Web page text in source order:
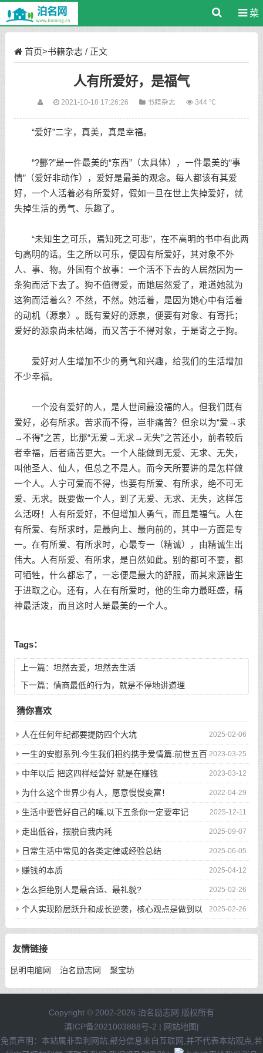
菜
首页>书籍杂志/ 正文
人有所爱好，是福气
2021-10-18 17:26:26 书籍杂志 344 ℃
“爱好”二字，真美，真是幸福。
“?酆?”是一件最美的“东西”（太具体），一件最美的“事
情”（爱好非动作），爱好是最美的观念。每人都该有其爱
好，一个人活着必有所爱好，假如一旦在世上失掉爱好，就
失掉生活的勇气、乐趣了。
“未知生之可乐，焉知死之可悲”，在不高明的书中有此两
句高明的话。生之所以可乐，便因有所爱好，其对象不外
人、事、物。外国有个故事：一个活不下去的人居然因为一
条狗而活下去了。狗不值得爱，而她居然爱了，难道她就为
这狗而活着么？不然，不然。她活着，是因为她心中有活着
的动机（源泉）。既有爱好的源泉，便要有对象、有寄托；
爱好的源泉尚未枯竭，而又苦于不得对象，于是寄之于狗。
爱好对人生增加不少的勇气和兴趣，给我们的生活增加
不少幸福。
一个没有爱好的人，是人世间最没福的人。但我们既有
爱好，必有所求。苦求而不得，岂非痛苦？但余以为“爱→求
→不得”之苦，比那“无爱→无求→无失”之苦还小，前者较后
者幸福，后者痛苦更大。一个人能做到无爱、无求、无失，
叫他圣人、仙人，但总之不是人。而今天所要讲的是怎样做
一个人。人宁可爱而不得，也要有所爱、有所求，绝不可无
爱、无求。既要做一个人，到了无爱、无求、无失，这样怎
么活呀！人有所爱好，不但增加人勇气，而且是福气。人在
有所爱、有所求时，是最向上、最向前的，其中一方面是专
一。在有所爱、有所求时，心最专一（精诚），由精诚生出
伟大。人有所爱、有所求，是自然如此。别的都可不要，都
可牺牲，什么都忘了，一忘便是最大的舒服，而其来源皆生
于进取之心。还有，人在有所爱时，他的生命力最旺盛，精
神最活泼，而且这时人是最美的一个人。
Tags：
上一篇： 坦然去爱，坦然去生活
下一篇： 情商最低的行为，就是不停地讲道理
猜你喜欢
2025-02-06
人在任何年纪都要提防四个大坑
2023-03-25
一生的安慰系列:今生我们相约携手爱情篇:前世五百
次的回眸才换来今生的相遇
2023-03-12
中年以后 把这四样经营好 就是在赚钱
2022-04-29
为什么这个世界少有人，愿意慢慢变富！
2025-12-11
生活中要管好自己的嘴,以下五条你一定要牢记
2025-09-07
走出低谷，摆脱自我内耗
2025-06-05
日常生活中常见的各类定律或经验总结
2025-04-12
赚钱的本质
2025-02-26
怎么拒绝别人是最合适、最礼貌?
2025-02-26
个人实现阶层跃升和成长逆袭，核心观点是做到以
下八件事
友情链接
昆明电脑网 泊名励志网 聚宝坊
Copyright © 2002-2026 泊名励志网 版权所有
滇ICP备2021003888号-2 | 网站地图|
免责声明：本站属非盈利网站,部分信息来自互联网,并不代表本站观点,若